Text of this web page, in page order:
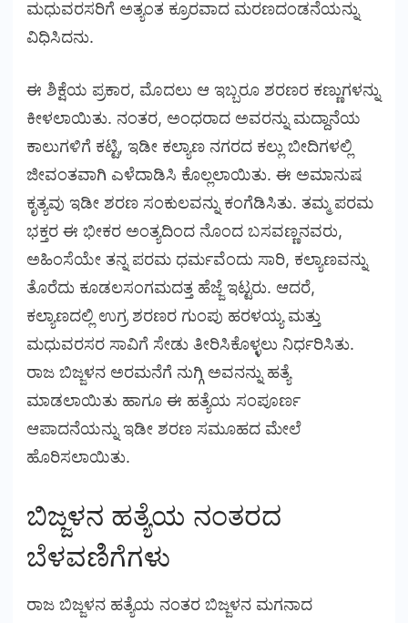
ಮಧುವರಸರಿಗೆ ಅತ್ಯಂತ ಕ್ರೂರವಾದ ಮರಣದಂಡನೆಯನ್ನು
ವಿಧಿಸಿದನು.
ಈ ಶಿಕ್ಷೆಯ ಪ್ರಕಾರ, ಮೊದಲು ಆ ಇಬ್ಬರೂ ಶರಣರ ಕಣ್ಣುಗಳನ್ನು
ಕೀಳಲಾಯಿತು. ನಂತರ, ಅಂಧರಾದ ಅವರನ್ನು ಮದ್ದಾನೆಯ
ಕಾಲುಗಳಿಗೆ ಕಟ್ಟಿ, ಇಡೀ ಕಲ್ಯಾಣ ನಗರದ ಕಲ್ಲು ಬೀದಿಗಳಲ್ಲಿ
ಜೀವಂತವಾಗಿ ಎಳೆದಾಡಿಸಿ ಕೊಲ್ಲಲಾಯಿತು. ಈ ಅಮಾನುಷ
ಕೃತ್ಯವು ಇಡೀ ಶರಣ ಸಂಕುಲವನ್ನು ಕಂಗೆಡಿಸಿತು. ತಮ್ಮ ಪರಮ
ಭಕ್ತರ ಈ ಭೀಕರ ಅಂತ್ಯದಿಂದ ನೊಂದ ಬಸವಣ್ಣನವರು,
ಅಹಿಂಸೆಯೇ ತನ್ನ ಪರಮ ಧರ್ಮವೆಂದು ಸಾರಿ, ಕಲ್ಯಾಣವನ್ನು
ತೊರೆದು ಕೂಡಲಸಂಗಮದತ್ತ ಹೆಜ್ಜೆ ಇಟ್ಟರು. ಆದರೆ,
ಕಲ್ಯಾಣದಲ್ಲಿ ಉಗ್ರ ಶರಣರ ಗುಂಪು ಹರಳಯ್ಯ ಮತ್ತು
ಮಧುವರಸರ ಸಾವಿಗೆ ಸೇಡು ತೀರಿಸಿಕೊಳ್ಳಲು ನಿರ್ಧರಿಸಿತು.
ರಾಜ ಬಿಜ್ಜಳನ ಅರಮನೆಗೆ ನುಗ್ಗಿ ಅವನನ್ನು ಹತ್ಯೆ
ಮಾಡಲಾಯಿತು ಹಾಗೂ ಈ ಹತ್ಯೆಯ ಸಂಪೂರ್ಣ
ಆಪಾದನೆಯನ್ನು ಇಡೀ ಶರಣ ಸಮೂಹದ ಮೇಲೆ
ಹೊರಿಸಲಾಯಿತು.
ಬಿಜ್ಜಳನ ಹತ್ಯೆಯ ನಂತರದ
ಬೆಳವಣಿಗೆಗಳು
ರಾಜ ಬಿಜ್ಜಳನ ಹತ್ಯೆಯ ನಂತರ ಬಿಜ್ಜಳನ ಮಗನಾದ